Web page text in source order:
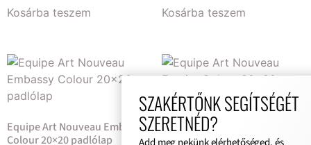
Kosárba teszem Kosárba teszem
Equipe Art Nouveau Embassy
Colour 20×20 padlólap
Equipe Art Nouveau Empire
Colour 20×20 padlólap
SZAKÉRTŐNK SEGÍTSÉGÉT
SZERETNÉD?